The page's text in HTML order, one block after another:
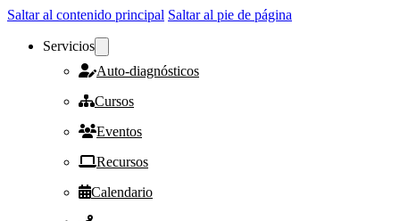
Saltar al contenido principal Saltar al pie de página
Servicios
Auto-diagnósticos
Cursos
Eventos
Recursos
Calendario